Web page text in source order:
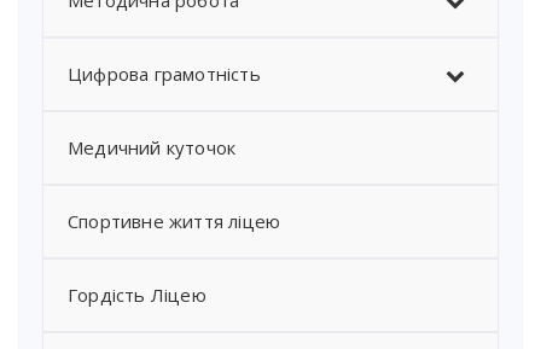
Цифрова грамотність
Медичний куточок
Спортивне життя ліцею
Гордість Ліцею